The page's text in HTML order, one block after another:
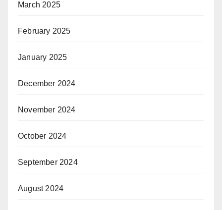
March 2025
February 2025
January 2025
December 2024
November 2024
October 2024
September 2024
August 2024